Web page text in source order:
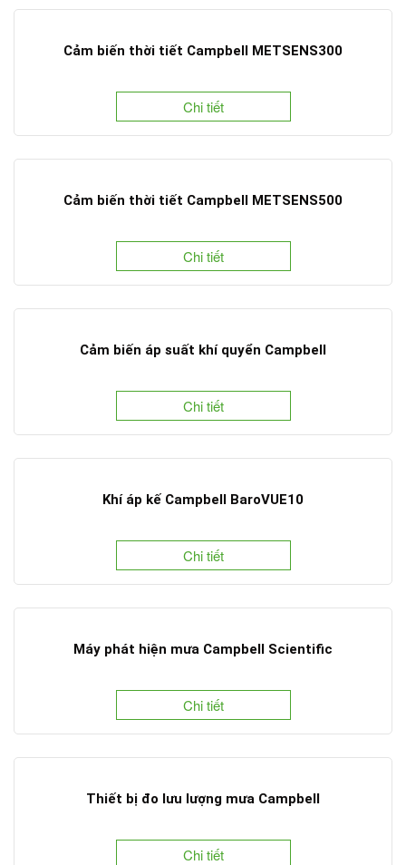
Cảm biến thời tiết Campbell METSENS300
Chi tiết
Cảm biến thời tiết Campbell METSENS500
Chi tiết
Cảm biến áp suất khí quyển Campbell
Chi tiết
Khí áp kế Campbell BaroVUE10
Chi tiết
Máy phát hiện mưa Campbell Scientific
Chi tiết
Thiết bị đo lưu lượng mưa Campbell
Chi tiết